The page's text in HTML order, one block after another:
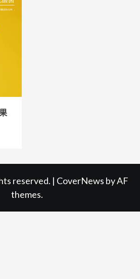
reserved. | CoverNews by AF
themes.